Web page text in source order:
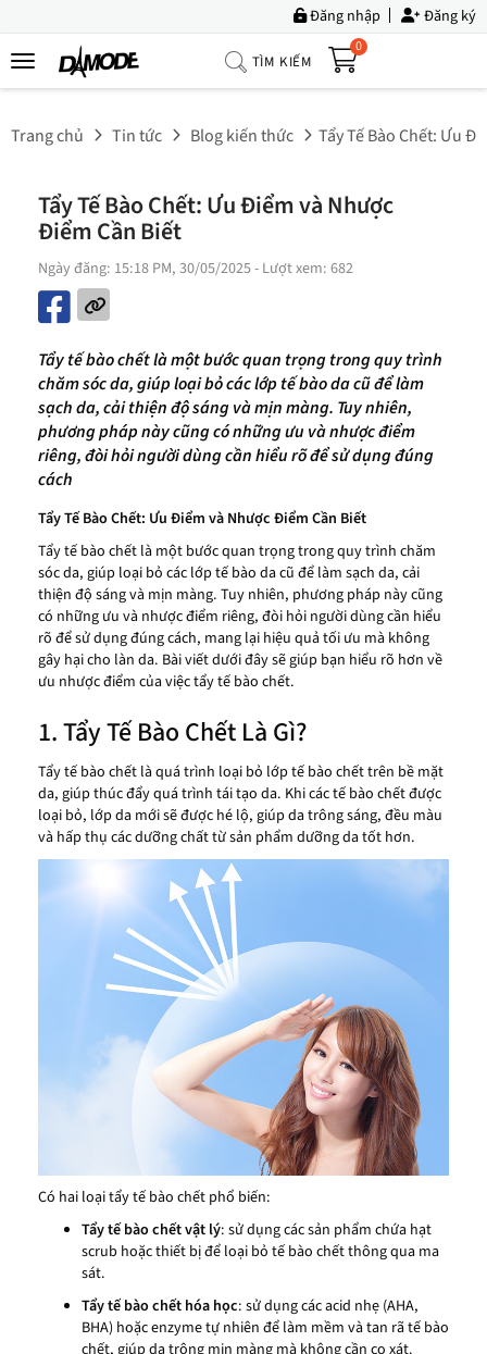
Đăng nhập Đăng ký
TÌM KIẾM
0
Trang
Phẩm
Sưu
Tập
Trang chủ Tin tức Blog kiến thức Tẩy Tế Bào Chết: Ưu
Tẩy Tế Bào Chết: Ưu Điểm và Nhược
Điểm Cần Biết
Ngày đăng: 15:18 PM, 30/05/2025- Lượt xem: 682
Tẩy tế bào chết là một bước quan trọng trong quy trình
chăm sóc da, giúp loại bỏ các lớp tế bào da cũ để làm
sạch da, cải thiện độ sáng và mịn màng. Tuy nhiên,
phương pháp này cũng có những ưu và nhược điểm
riêng, đòi hỏi người dùng cần hiểu rõ để sử dụng đúng
cách
Tẩy Tế Bào Chết: Ưu Điểm và Nhược Điểm Cần Biết
Tẩy tế bào chết là một bước quan trọng trong quy trình chăm
sóc da, giúp loại bỏ các lớp tế bào da cũ để làm sạch da, cải
thiện độ sáng và mịn màng. Tuy nhiên, phương pháp này cũng
có những ưu và nhược điểm riêng, đòi hỏi người dùng cần hiểu
rõ để sử dụng đúng cách, mang lại hiệu quả tối ưu mà không
gây hại cho làn da. Bài viết dưới đây sẽ giúp bạn hiểu rõ hơn về
ưu nhược điểm của việc tẩy tế bào chết.
1. Tẩy Tế Bào Chết Là Gì?
Tẩy tế bào chết là quá trình loại bỏ lớp tế bào chết trên bề mặt
da, giúp thúc đẩy quá trình tái tạo da. Khi các tế bào chết được
loại bỏ, lớp da mới sẽ được hé lộ, giúp da trông sáng, đều màu
và hấp thụ các dưỡng chất từ sản phẩm dưỡng da tốt hơn.
Có hai loại tẩy tế bào chết phổ biến:
Tẩy tế bào chết vật lý: sử dụng các sản phẩm chứa hạt
scrub hoặc thiết bị để loại bỏ tế bào chết thông qua ma
sát.
Tẩy tế bào chết hóa học: sử dụng các acid nhẹ (AHA,
BHA) hoặc enzyme tự nhiên để làm mềm và tan rã tế bào